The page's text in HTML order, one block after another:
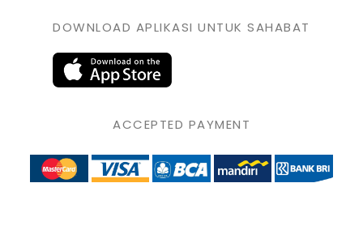
DOWNLOAD APLIKASI UNTUK SAHABAT
ACCEPTED PAYMENT